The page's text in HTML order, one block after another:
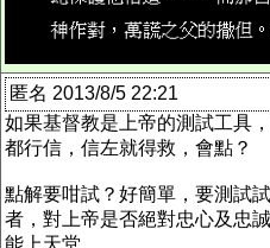
匿名 2013/8/5 22:21
如果基督教是上帝的測試工具
都行信，信左就得救，會點？
點解要咁試？好簡單，要測試
者，對上帝是否絕對忠心及忠
能上天堂